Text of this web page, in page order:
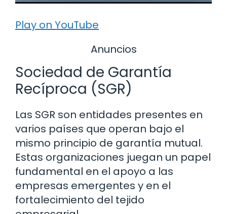
Play on YouTube
Anuncios
Sociedad de Garantía
Recíproca (SGR)
Las SGR son entidades presentes en
varios países que operan bajo el
mismo principio de garantía mutual.
Estas organizaciones juegan un papel
fundamental en el apoyo a las
empresas emergentes y en el
fortalecimiento del tejido